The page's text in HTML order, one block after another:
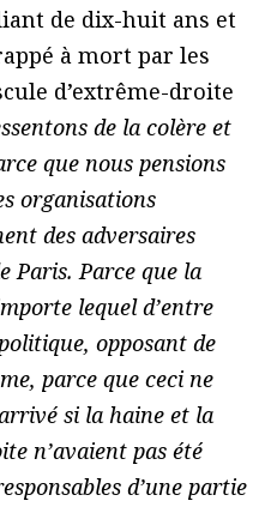
de dix-huit ans et
à mort par les
d’extrême-droite
de la colère et
que nous pensions
organisations
des adversaires
Paris. Parce que la
lequel d’entre
opposant de
parce que ceci ne
si la haine et la
n’avaient pas été
d’une partie